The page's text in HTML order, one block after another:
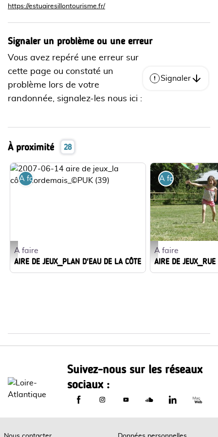
https://estuairesillontourisme.fr/
Signaler un problème ou une erreur
Vous avez repéré une erreur sur
cette page ou constaté un
problème lors de votre
randonnée, signalez-les nous ici :
Signaler
À proximité 28
2007-06-14 aire de jeux_la côte_cordemais_©PUK (39) - PUK
A faire
A faire
AIRE DE JEUX_PLAN D'EAU DE LA CÔTE
photo générique aire
A faire
A faire
AIRE DE
Suivez-nous sur les réseaux
sociaux :